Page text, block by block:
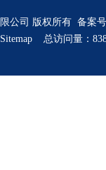
公司 版权所有 备案
总访问量：